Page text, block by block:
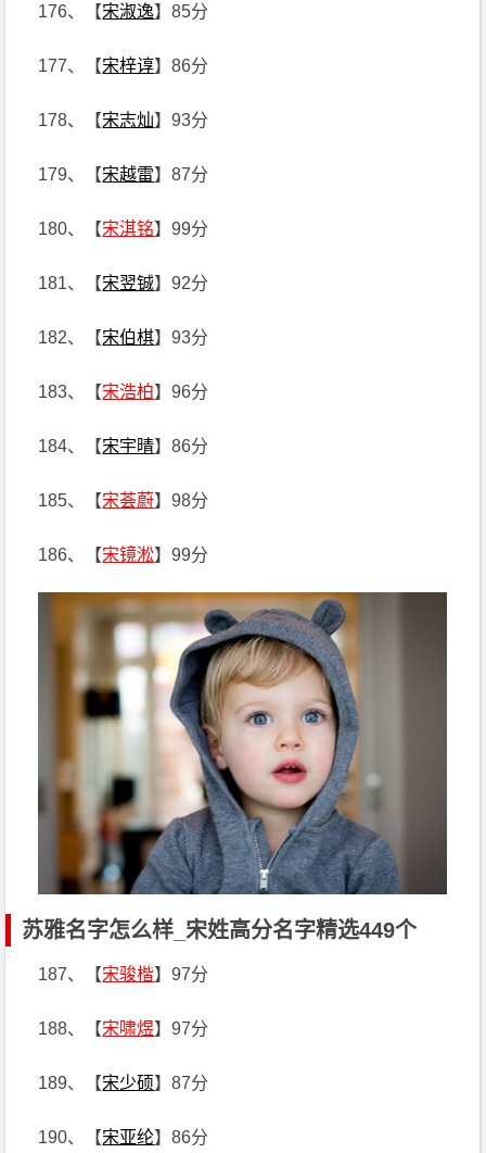
176、【宋淑逸】85分
177、【宋梓谆】86分
178、【宋志灿】93分
179、【宋越雷】87分
180、【宋淇铭】99分
181、【宋翌铖】92分
182、【宋伯棋】93分
183、【宋浩柏】96分
184、【宋宇晴】86分
185、【宋荟蔚】98分
186、【宋镜淞】99分
苏雅名字怎么样_宋姓高分名字精选449个
187、【宋骏楷】97分
188、【宋啸煜】97分
189、【宋少硕】87分
190、【宋亚纶】86分